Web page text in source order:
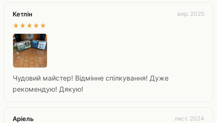
Кетлін вер. 2025
★★★★★
Чудовий майстер! Відмінне спілкування! Дуже
рекомендую! Дякую!
Аріель лист. 2024